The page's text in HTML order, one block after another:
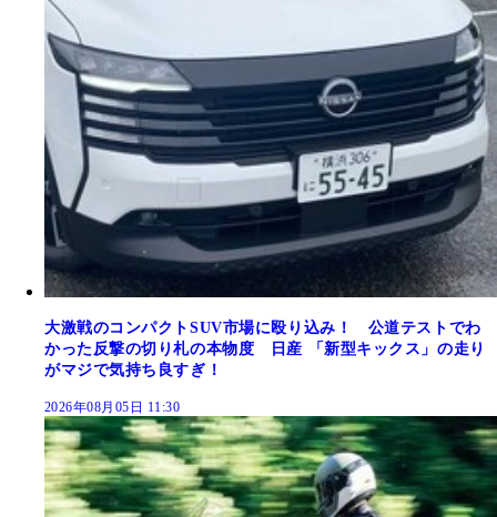
大激戦のコンパクトSUV市場に殴り込み！ 公道テストでわ
かった反撃の切り札の本物度 日産 「新型キックス」の走り
がマジで気持ち良すぎ！
2026年08月05日 11:30